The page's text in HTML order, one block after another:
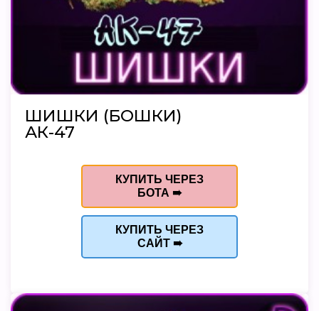
ШИШКИ (БОШКИ)
АК-47
КУПИТЬ ЧЕРЕЗ
БОТА ➠
КУПИТЬ ЧЕРЕЗ
САЙТ ➠